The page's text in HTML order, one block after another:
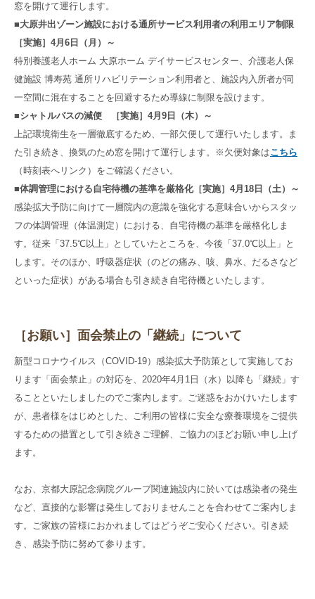
窓を開けて運行します。
■大原井出ゾーン施設における通所サービス利用者の利用エリア制限
［実施］4月6日（月）～
特別養護老人ホーム 大原ホーム デイサービスセンター、介護老人保
健施設 博寿苑 通所リハビリテーション利用者と、施設内入所者が同
一空間に混在することを回避するため導線に制限を設けます。
■シャトルバスの減便 ［実施］4月9日（木）～
上記環境衛生を一層徹底するため、一部欠便して運行いたします。ま
た引き続き、換気のため窓を開けて運行します。※欠便対象はこちら
（時刻表へリンク）をご確認ください。
■体調管理における自宅待機の基準を厳格化［実施］4月18日（土）～
感染拡大予防に向けて一層院内の意識を強化する意味合いからスタッ
フの体調管理（体温測定）における、自宅待機の基準を厳格化しま
す。従来「37.5℃以上」としていたところを、今後「37.0℃以上」と
します。そのほか、呼吸器症状（のどの痛み、咳、鼻水、だるさなど
といった症状）がある場合も引き続き自宅待機といたします。
［お願い］面会禁止の「継続」について
新型コロナウイルス（COVID-19）感染拡大予防策として実施してお
ります「面会禁止」の対応を、2020年4月1日（水）以降も「継続」す
ることといたしましたのでご案内します。ご迷惑をおかけいたします
が、患者様をはじめとした、ご利用の皆様に安全な療養環境をご提供
するための措置として引き続きご理解、ご協力のほどお願い申し上げ
ます。
なお、京都大原記念病院グループ関連施設内に於いては感染者の発生
など、直接的な影響は発生しておりませんことを合わせてご案内しま
す。ご家族の皆様におかれましてはどうぞご安心ください。引き続
き、感染予防に努めて参ります。